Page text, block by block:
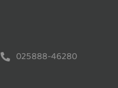
025888-46280